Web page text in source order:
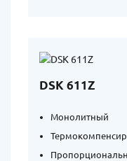
DSK 611Z
Монолитный